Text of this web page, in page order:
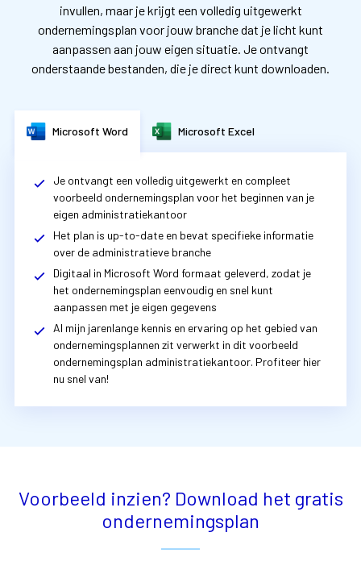
invullen, maar je krijgt een volledig uitgewerkt
ondernemingsplan voor jouw branche dat je licht kunt
aanpassen aan jouw eigen situatie. Je ontvangt
onderstaande bestanden, die je direct kunt downloaden.
Microsoft Word Microsoft Excel
Je ontvangt een volledig uitgewerkt en compleet
voorbeeld ondernemingsplan voor het beginnen van je
eigen administratiekantoor
Het plan is up-to-date en bevat specifieke informatie
over de administratieve branche
Digitaal in Microsoft Word formaat geleverd, zodat je
het ondernemingsplan eenvoudig en snel kunt
aanpassen met je eigen gegevens
Al mijn jarenlange kennis en ervaring op het gebied van
ondernemingsplannen zit verwerkt in dit voorbeeld
ondernemingsplan administratiekantoor. Profiteer hier
nu snel van!
Voorbeeld inzien? Download het gratis
ondernemingsplan